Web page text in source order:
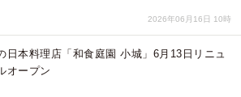
2026年06月16日 10時
日本料理店「和食庭園 小城」6月13日リニュ
オープン